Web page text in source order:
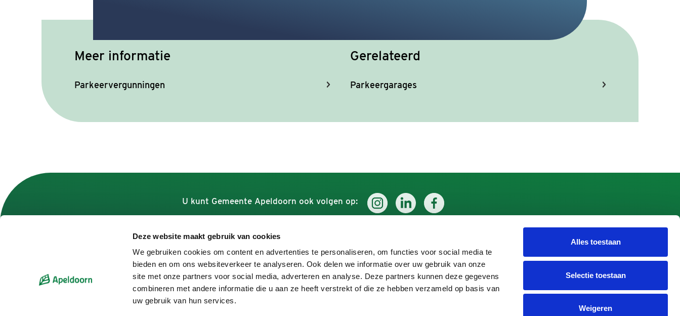
Deze website maakt gebruik van cookies
We gebruiken cookies om content en advertenties te personaliseren, om functies voor social media te
bieden en om ons websiteverkeer te analyseren. Ook delen we informatie over uw gebruik van onze
site met onze partners voor social media, adverteren en analyse. Deze partners kunnen deze gegevens
combineren met andere informatie die u aan ze heeft verstrekt of die ze hebben verzameld op basis van
uw gebruik van hun services.
Alles toestaan
Selectie toestaan
Weigeren
Meer informatie
Parkeervergunningen
Gerelateerd
Parkeergarages
U kunt Gemeente Apeldoorn ook volgen op:
Bel 14 055
Werken voor Apeldoorn
Over ons
Vacatures
Ontdek Apeldoorn
Uit in Apeldoorn